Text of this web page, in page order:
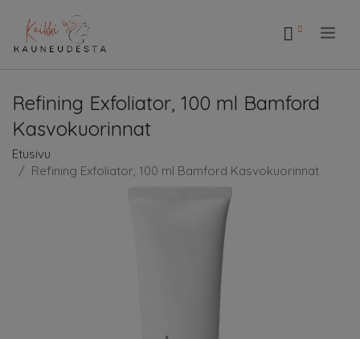
Refining Exfoliator, 100 ml Bamford
Kasvokuorinnat
Etusivu
Refining Exfoliator, 100 ml Bamford Kasvokuorinnat